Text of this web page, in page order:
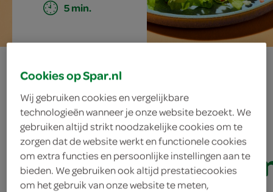
5 min.
andijviesalade
met spekjes,
krieltjes en
Cookies op Spar.nl
Wij gebruiken cookies en vergelijkbare
technologieën wanneer je onze website bezoekt. We
gebruiken altijd strikt noodzakelijke cookies om te
zorgen dat de website werkt en functionele cookies
om extra functies en persoonlijke instellingen aan te
bieden. We gebruiken ook altijd prestatiecookies
om het gebruik van onze website te meten,